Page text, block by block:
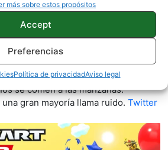
más sobre estos propósitos
Accept
Preferencias
Política de privacidadAviso legal
en ProAndroid desde 2020.
| Apasionado de ese Androide
Se comenta que tecleo sobre
todo en este mundo de la
se comen a las manzanas.
gran mayoría llama ruido. Twitter